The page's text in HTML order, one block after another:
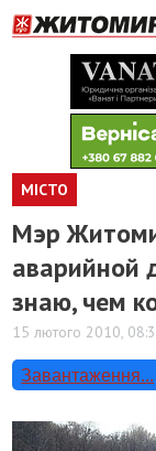
МІСТО
Мэр
аварийной
знаю, чем
15 лютого 2010,
Завантаження...